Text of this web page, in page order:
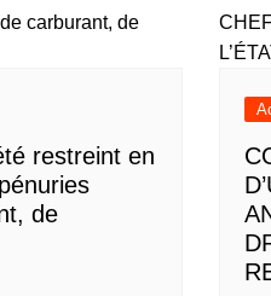
restreint en
de